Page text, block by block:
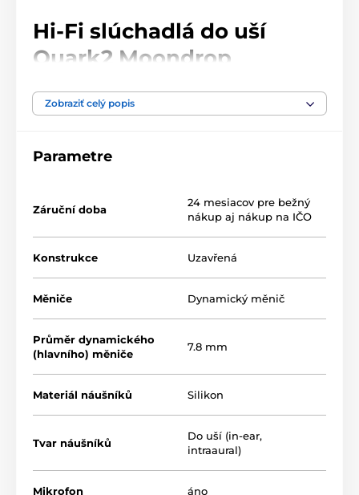
Hi-Fi slúchadlá do uší
Quark2 Moondrop
Pôvodný model slúchadielMoondropQuarks spôsobil
revolúciu na trhu cenovo dostupných slúchadiel vďaka
na trhu Moondrop prináša úplne nové slúchadlá
Kľúčové vlastnosti
slúchadiel Quark2
Zobraziť celý popis
Parametre
Záruční doba
24 mesiacov pre bežný
nákup aj nákup na IČO
Konstrukce Uzavřená
Měniče Dynamický měnič
Průměr dynamického
(hlavního) měniče
7.8 mm
Materiál náušníků Silikon
Tvar náušníků
Do uší (in-ear,
intraaural)
Mikrofon áno